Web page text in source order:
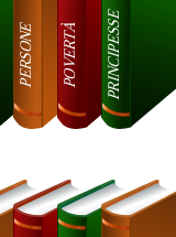
PERSONE POVERTÀ PRINCIPESSE